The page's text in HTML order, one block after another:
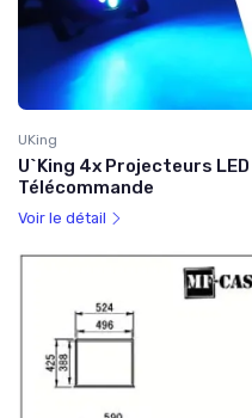
UKing
U`King 4x Projecteurs LED
Télécommande
Voir le détail